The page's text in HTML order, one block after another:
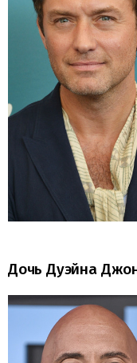
Дочь Дуэйна